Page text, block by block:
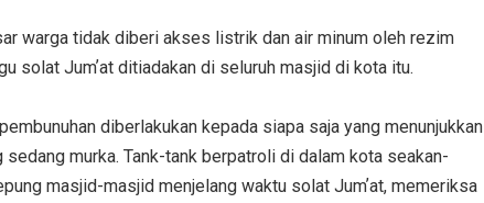
warga tidak diberi akses listrik dan air minum oleh rezim
solat Jumʼat ditiadakan di seluruh masjid di kota itu.
diberlakukan kepada siapa saja yang menunjukkan
murka. Tank-tank berpatroli di dalam kota seakan-
masjid-masjid menjelang waktu solat Jumʼat, memeriksa